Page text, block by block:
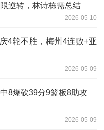
逆转，林诗栋需总结
2026-05-10
4轮不胜，梅州4连败+亚
2026-05-09
8爆砍39分9篮板8助攻
2026-05-09